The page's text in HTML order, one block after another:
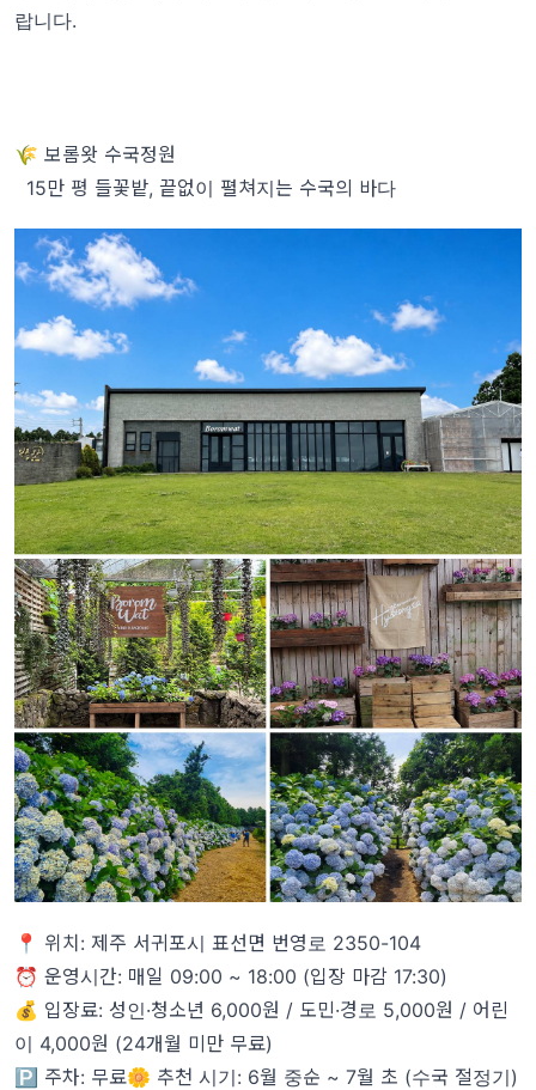
랍니다.
🌾 보롬왓 수국정원
15만 평 들꽃밭, 끝없이 펼쳐지는 수국의 바다
📍 위치: 제주 서귀포시 표선면 번영로 2350-104
⏰ 운영시간: 매일 09:00 ~ 18:00 (입장 마감 17:30)
💰 입장료: 성인·청소년 6,000원 / 도민·경로 5,000원 / 어린
이 4,000원 (24개월 미만 무료)
🅿️ 주차: 무료🌼 추천 시기: 6월 중순 ~ 7월 초 (수국 절정기)